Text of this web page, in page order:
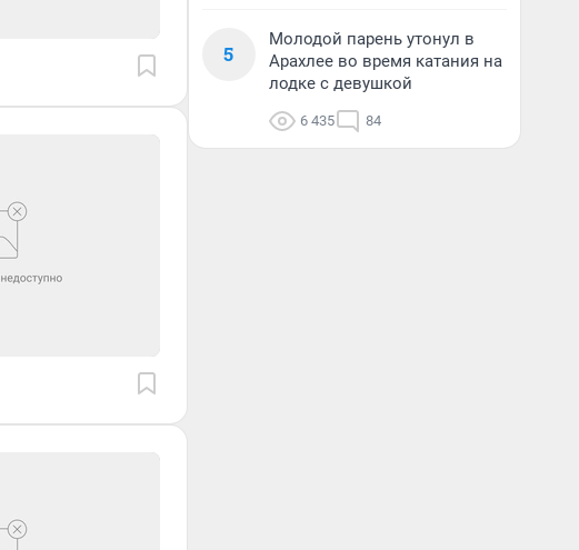
5
Молодой парень утонул в
Арахлее во время катания на
лодке с девушкой
6 435 84